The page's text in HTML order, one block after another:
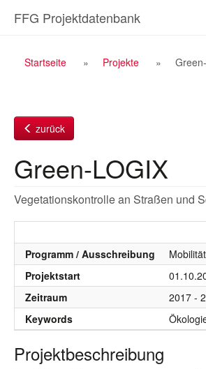
InhaltFFG Projektdatenbank
Breadcrumb
Startseite Projekte
zurück
Green-LOGIX
Vegetationskontrolle an Straßen und
Programm / Ausschreibung
Projektstart
Zeitraum
2017 -
Keywords
Projektbeschreibung